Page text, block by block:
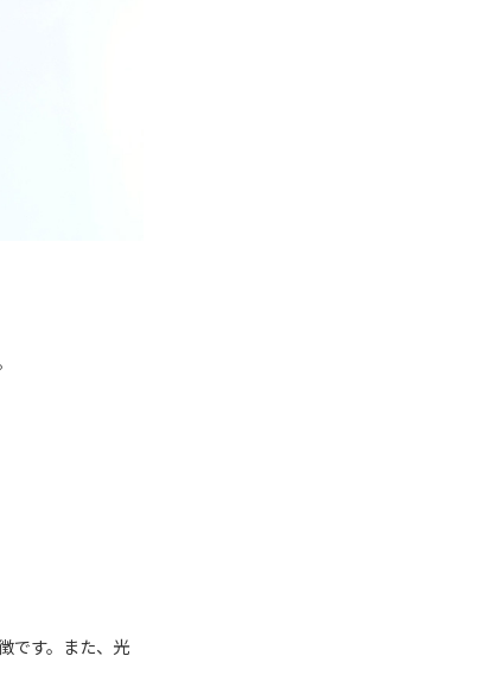
です。また、光